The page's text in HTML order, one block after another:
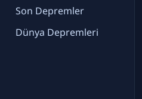
Son Depremler
Dünya Depremleri